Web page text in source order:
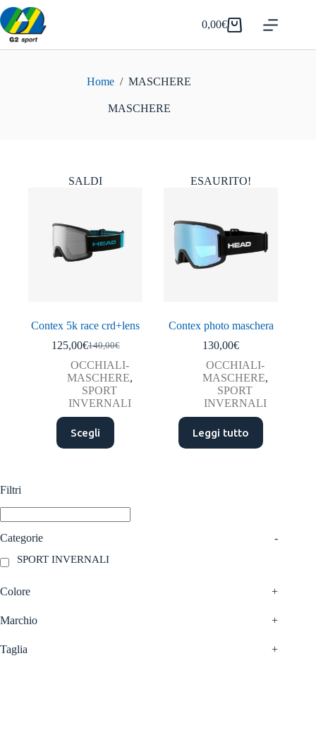
Salta
al
contenuto
Carrello
0,00€
Home / MASCHERE
MASCHERE
SALDI
Contex 5k race crd+lens
140,00€
Il
prezzo
originale
era:
140,00€.
125,00€Il
prezzo
attuale
è:
125,00€.
OCCHIALI-
MASCHERE,
SPORT
INVERNALI
Scegli
Questo
prodotto
ha
possono
essere
pagina
ESAURITO!
Contex photo maschera
130,00€
OCCHIALI-
MASCHERE,
SPORT
INVERNALI
Leggi tutto
Filtri
Categorie -
SPORT INVERNALI
Colore +
Marchio +
Taglia +